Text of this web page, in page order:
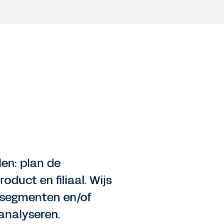
plan de
en filiaal. Wijs
en/of